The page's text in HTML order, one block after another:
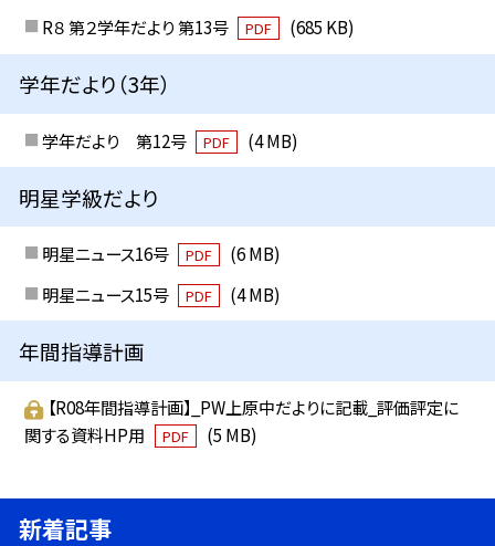
R８ 第２学年だより 第13号
PDF (685 KB)
学年だより（3年）
学年だより 第12号 PDF (4 MB)
明星学級だより
明星ニュース16号 PDF
(6 MB)
明星ニュース15号
PDF (4 MB)
年間指導計画
【R08年間指導計画】_PW上原中だよりに記載_評価評定に
関する資料HP用
PDF (5 MB)
新着記事